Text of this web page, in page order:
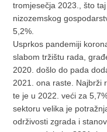
tromjesečja 2023., što
nizozemskog
5,2%.
Usprkos pandemiji
slabom tržištu rada,
2020. došlo do pada
2021. ona raste. Najbrži
te je u 2022. veći za
sektoru velika je
održivosti zgrada i